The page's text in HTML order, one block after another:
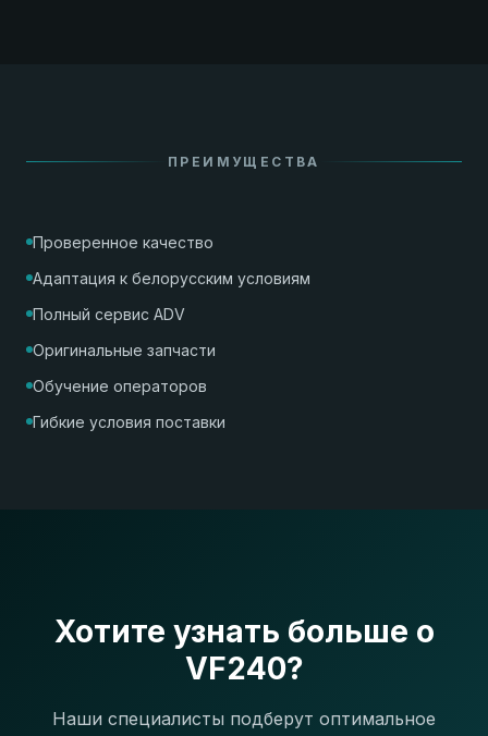
ПРЕИМУЩЕСТВА
Проверенное качество
Адаптация к белорусским условиям
Полный сервис ADV
Оригинальные запчасти
Обучение операторов
Гибкие условия поставки
Хотите узнать больше о
VF240?
Наши специалисты подберут оптимальное